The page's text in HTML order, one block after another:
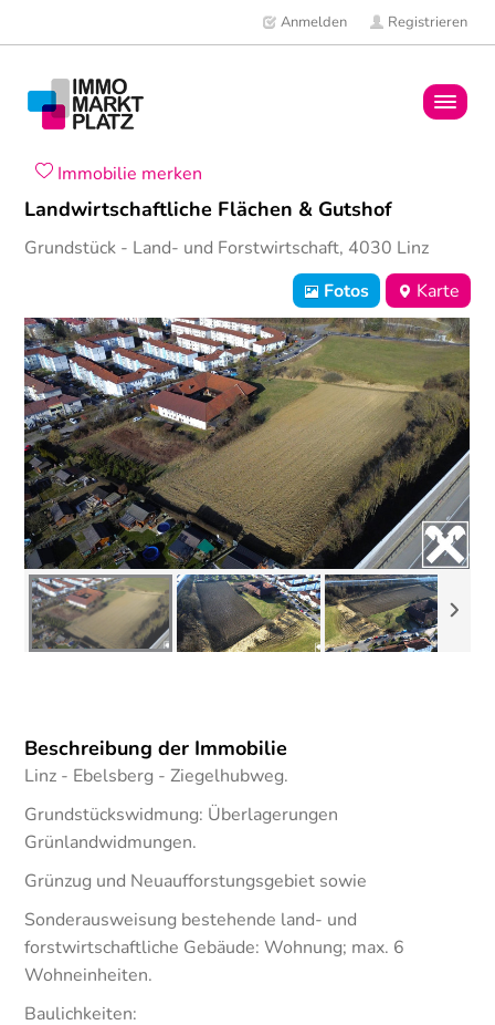
Anmelden Registrieren
Mitglieder
News
Immobilie merken
Landwirtschaftliche Flächen & Gutshof
Grundstück - Land- und Forstwirtschaft, 4030 Linz
Fotos
Karte
Beschreibung der Immobilie
Linz - Ebelsberg - Ziegelhubweg.
Grundstückswidmung: Überlagerungen
Grünlandwidmungen.
Grünzug und Neuaufforstungsgebiet sowie
Sonderausweisung bestehende land- und
forstwirtschaftliche Gebäude: Wohnung; max. 6
Wohneinheiten.
Baulichkeiten: